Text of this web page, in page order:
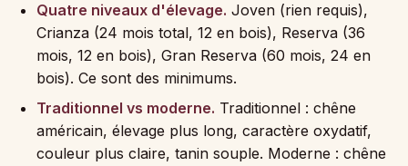
Quatre niveaux d'élevage. Joven (rien requis),
Crianza (24 mois total, 12 en bois), Reserva (36
mois, 12 en bois), Gran Reserva (60 mois, 24 en
bois). Ce sont des minimums.
Traditionnel vs moderne. Traditionnel : chêne
américain, élevage plus long, caractère oxydatif,
couleur plus claire, tanin souple. Moderne : chêne